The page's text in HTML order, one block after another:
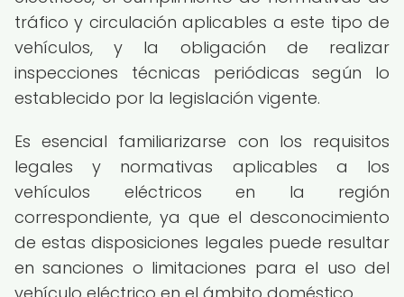
tráfico y circulación aplicables a este tipo de
vehículos, y la obligación de realizar
inspecciones técnicas periódicas según lo
establecido por la legislación vigente.
Es esencial familiarizarse con los requisitos
legales y normativas aplicables a los
vehículos eléctricos en la región
correspondiente, ya que el desconocimiento
de estas disposiciones legales puede resultar
en sanciones o limitaciones para el uso del